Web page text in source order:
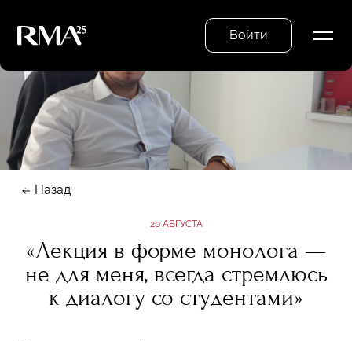
Войти
Назад
20 АВГУСТА
«Лекция в форме монолога —
не для меня, всегда стремлюсь
к диалогу со студентами»